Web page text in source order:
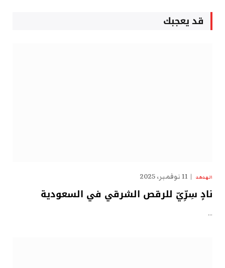
قد يعجبك
الهدهد 11 نوفمبر، 2025
نادٍ سِرِّيّ للرقص الشرقي في السعودية
…